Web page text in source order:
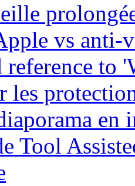
vs anti-
reference to
les
en
Tool